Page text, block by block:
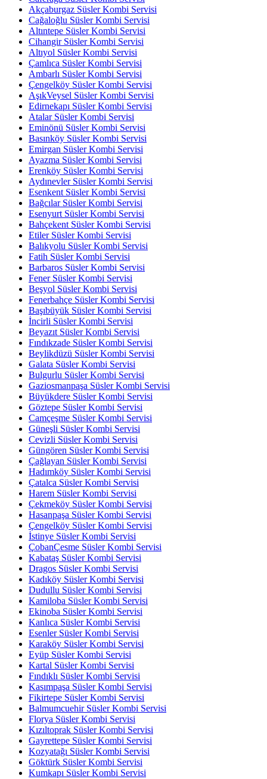
Akçaburgaz Süsler Kombi Servisi
Cağaloğlu Süsler Kombi Servisi
Altıntepe Süsler Kombi Servisi
Cihangir Süsler Kombi Servisi
Altıyol Süsler Kombi Servisi
Çamlıca Süsler Kombi Servisi
Ambarlı Süsler Kombi Servisi
Çengelköy Süsler Kombi Servisi
AşıkVeysel Süsler Kombi Servisi
Edirnekapı Süsler Kombi Servisi
Atalar Süsler Kombi Servisi
Eminönü Süsler Kombi Servisi
Basınköy Süsler Kombi Servisi
Emirgan Süsler Kombi Servisi
Ayazma Süsler Kombi Servisi
Erenköy Süsler Kombi Servisi
Aydınevler Süsler Kombi Servisi
Esenkent Süsler Kombi Servisi
Bağcılar Süsler Kombi Servisi
Esenyurt Süsler Kombi Servisi
Bahçekent Süsler Kombi Servisi
Etiler Süsler Kombi Servisi
Balıkyolu Süsler Kombi Servisi
Fatih Süsler Kombi Servisi
Barbaros Süsler Kombi Servisi
Fener Süsler Kombi Servisi
Beşyol Süsler Kombi Servisi
Fenerbahçe Süsler Kombi Servisi
Başıbüyük Süsler Kombi Servisi
İncirli Süsler Kombi Servisi
Beyazıt Süsler Kombi Servisi
Fındıkzade Süsler Kombi Servisi
Beylikdüzü Süsler Kombi Servisi
Galata Süsler Kombi Servisi
Bulgurlu Süsler Kombi Servisi
Gaziosmanpaşa Süsler Kombi Servisi
Büyükdere Süsler Kombi Servisi
Göztepe Süsler Kombi Servisi
Camçeşme Süsler Kombi Servisi
Güneşli Süsler Kombi Servisi
Cevizli Süsler Kombi Servisi
Güngören Süsler Kombi Servisi
Çağlayan Süsler Kombi Servisi
Hadımköy Süsler Kombi Servisi
Çatalca Süsler Kombi Servisi
Harem Süsler Kombi Servisi
Çekmeköy Süsler Kombi Servisi
Hasanpaşa Süsler Kombi Servisi
Çengelköy Süsler Kombi Servisi
İstinye Süsler Kombi Servisi
ÇobanÇesme Süsler Kombi Servisi
Kabataş Süsler Kombi Servisi
Dragos Süsler Kombi Servisi
Kadıköy Süsler Kombi Servisi
Dudullu Süsler Kombi Servisi
Kamiloba Süsler Kombi Servisi
Ekinoba Süsler Kombi Servisi
Kanlıca Süsler Kombi Servisi
Esenler Süsler Kombi Servisi
Karaköy Süsler Kombi Servisi
Eyüp Süsler Kombi Servisi
Kartal Süsler Kombi Servisi
Fındıklı Süsler Kombi Servisi
Kasımpaşa Süsler Kombi Servisi
Fikirtepe Süsler Kombi Servisi
Balmumcuehir Süsler Kombi Servisi
Florya Süsler Kombi Servisi
Kızıltoprak Süsler Kombi Servisi
Gayrettepe Süsler Kombi Servisi
Kozyatağı Süsler Kombi Servisi
Göktürk Süsler Kombi Servisi
Kumkapı Süsler Kombi Servisi